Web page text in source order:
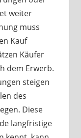
weiter
muss
Kauf
Käufer
dem Erwerb.
steigen
des
Diese
langfristige